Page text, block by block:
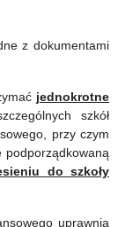
z dokumentami
jednokrotne
szkół
przy czym
podporządkowaną
do szkoły
uprawnia